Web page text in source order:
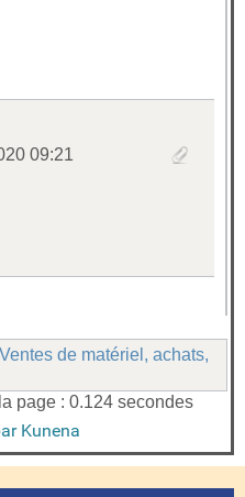
09:21
Ventes de matériel, achats,
page : 0.124 secondes
Kunena